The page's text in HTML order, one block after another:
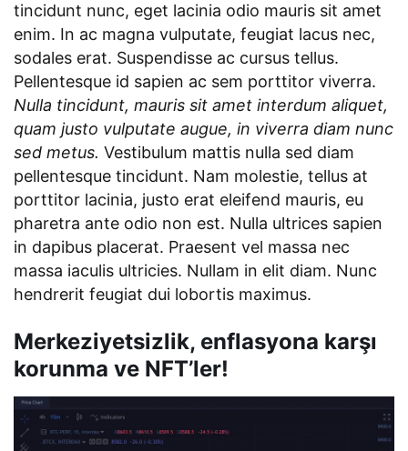
tincidunt nunc, eget lacinia odio mauris sit amet
enim. In ac magna vulputate, feugiat lacus nec,
sodales erat. Suspendisse ac cursus tellus.
Pellentesque id sapien ac sem porttitor viverra.
Nulla tincidunt, mauris sit amet interdum aliquet,
quam justo vulputate augue, in viverra diam nunc
sed metus. Vestibulum mattis nulla sed diam
pellentesque tincidunt. Nam molestie, tellus at
porttitor lacinia, justo erat eleifend mauris, eu
pharetra ante odio non est. Nulla ultrices sapien
in dapibus placerat. Praesent vel massa nec
massa iaculis ultricies. Nullam in elit diam. Nunc
hendrerit feugiat dui lobortis maximus.
Merkeziyetsizlik, enflasyona karşı
korunma ve NFT’ler!